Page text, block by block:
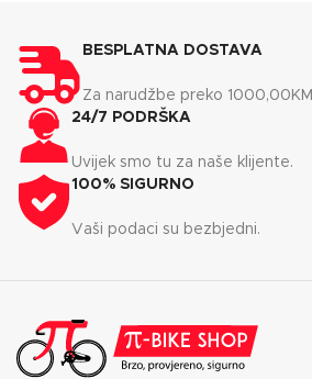
BESPLATNA DOSTAVA
Za narudžbe preko 1000,00KM
24/7 PODRŠKA
Uvijek smo tu za naše klijente.
100% SIGURNO
Vaši podaci su bezbjedni.